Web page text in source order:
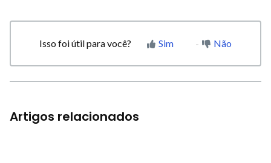
Isso foi útil para você? Sim Não
Artigos relacionados